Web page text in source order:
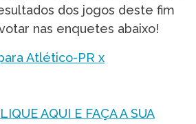
dos jogos deste fim
nas enquetes abaixo!
Atlético-PR x
AQUI E FAÇA A SUA